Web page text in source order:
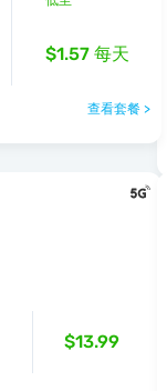
$1.57 每天
查看套餐 >
$13.99